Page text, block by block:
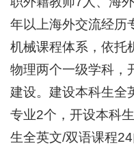
年以上海外交流经历
机械课程体系，依托
物理两个一级学科，
建设。建设本科生全
专业2个，开设本科
生全英文/双语课程